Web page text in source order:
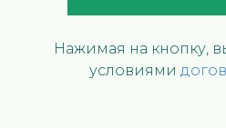
Нажимая на кнопку,
условиями